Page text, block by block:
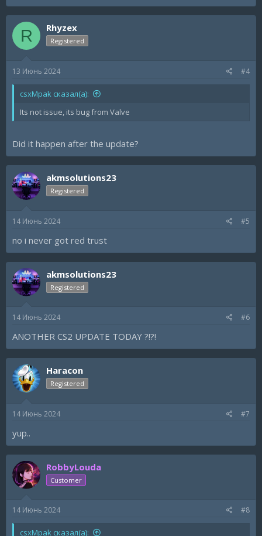
R Rhyzex
Registered
13 Июнь 2024 #4
csxMpak сказал(а):
Its not issue, its bug from Valve
Did it happen after the update?
akmsolutions23
Registered
14 Июнь 2024 #5
no i never got red trust
akmsolutions23
Registered
14 Июнь 2024 #6
ANOTHER CS2 UPDATE TODAY ?!?!
Haracon
Registered
14 Июнь 2024 #7
yup..
RobbyLouda
Customer
14 Июнь 2024 #8
csxMpak сказал(а):